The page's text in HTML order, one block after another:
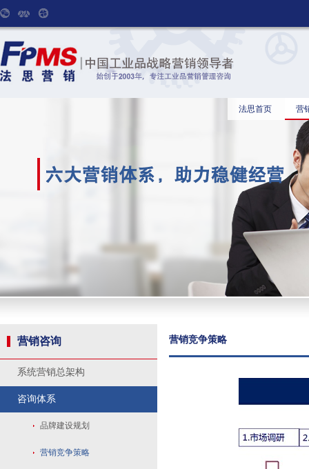
法思首页 营
营销咨询
系统营销总架构
咨询体系
品牌建设规划
营销竞争策略
营销竞争策略